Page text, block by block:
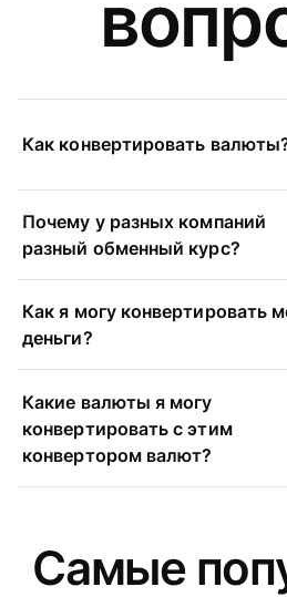
Как конвертировать
Почему у разных компаний
разный обменный курс?
Как я могу конвертировать
деньги?
Какие валюты я могу
конвертировать с этим
конвертором валют?
Самые